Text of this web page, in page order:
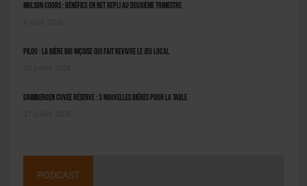
Molson Coors : bénéfice en net repli au deuxième trimestre
Pilou : la bière bio niçoise qui fait revivre le jeu local
Grimbergen Cuvée Réserve : 3 nouvelles bières pour la table
PODCAST